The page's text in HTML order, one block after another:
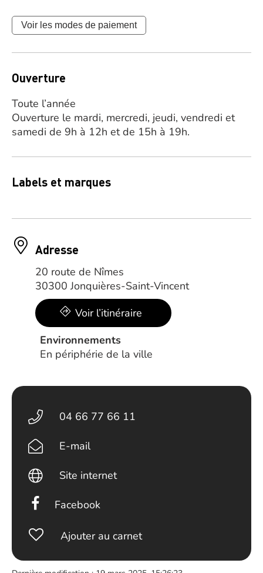
Voir les modes de paiement
Ouverture
Toute l’année
Ouverture le mardi, mercredi, jeudi, vendredi et
samedi de 9h à 12h et de 15h à 19h.
Labels et marques
Adresse
20 route de Nîmes
30300 Jonquières-Saint-Vincent
Voir l’itinéraire
Environnements
En périphérie de la ville
04 66 77 66 11
E-mail
Site internet
Facebook
Ajouter au carnet